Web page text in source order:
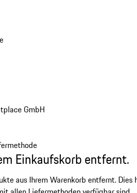
GmbH
Einkaufskorb entfernt.
aus Ihrem Warenkorb entfernt. Dies